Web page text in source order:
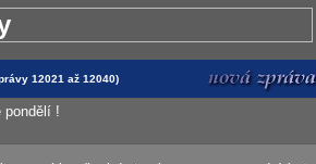
12021 až 12040)
pondělí !